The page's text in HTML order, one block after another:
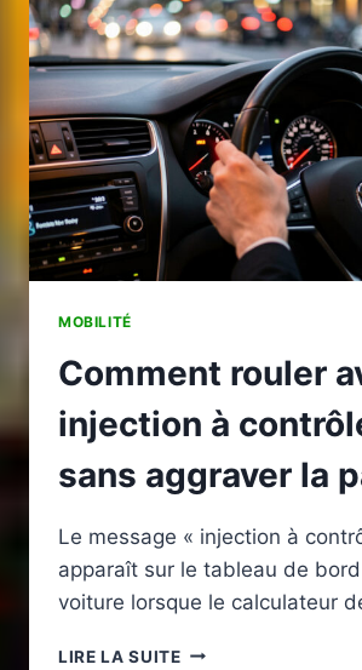
:
RÉVISER
LES
VÉRIFICATIONS
EN
2026
MOBILITÉ
Comment rouler
injection à
sans aggraver la
Le message « injection à
apparaît sur le tableau de bord
voiture lorsque le calculateur
LIRE LA SUITECOMMENT